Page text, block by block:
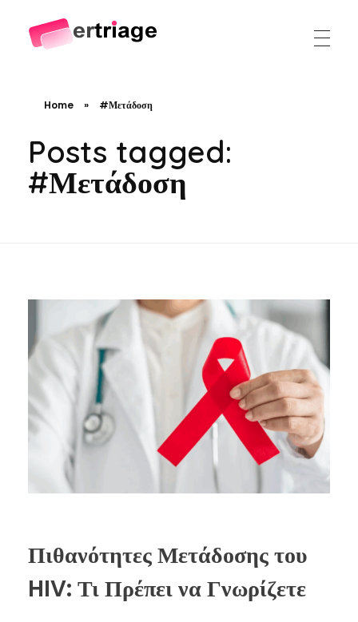
Home » #Μετάδοση
Posts tagged:
#Μετάδοση
Πιθανότητες Μετάδοσης του
HIV: Τι Πρέπει να Γνωρίζετε